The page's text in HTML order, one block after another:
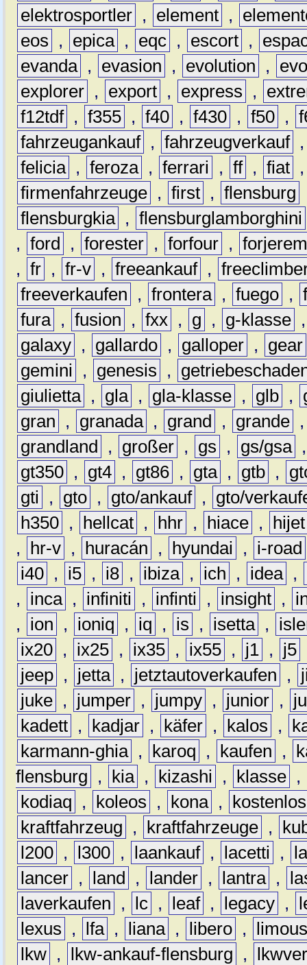
elektrosportler , element ,
eos
, epica , eqc , escort ,
evanda , evasion , evolution ,
explorer , export , express ,
f12tdf , f355 , f40 , f430 , f50 ,
fahrzeugankauf , fahrzeugverkauf
felicia , feroza , ferrari , ff , fiat
firmenfahrzeuge , first , flensburg
flensburgkia , flensburglamborghini
, ford , forester , forfour ,
, fr , fr-v , freeankauf ,
freeverkaufen
, frontera , fuego ,
fura , fusion , fxx , g , g-klasse
galaxy , gallardo , galloper ,
gear
gemini
, genesis ,
giulietta , gla , gla-klasse , glb ,
gran
, granada , grand , grande
grandland
, großer , gs , gs/gsa
gt350 , gt4 , gt86 , gta , gtb ,
gti
, gto , gto/ankauf ,
gto/
h350 , hellcat , hhr , hiace ,
hijet
,
hr-v , huracán , hyundai ,
i-road
i40 , i5 , i8 , ibiza , ich , idea ,
,
inca , infiniti , infinti , insight ,
,
ion , ioniq , iq , is , isetta ,
ix20 , ix25 , ix35 , ix55 , j1 , j5
jeep , jetta , jetztautoverkaufen ,
juke , jumper , jumpy , junior ,
kadett , kadjar , käfer , kalos ,
karmann-ghia , karoq , kaufen ,
flensburg
, kia , kizashi , klasse ,
kodiaq
, koleos , kona ,
kostenlos
kraftfahrzeug
, kraftfahrzeuge ,
l200 , l300 , laankauf , lacetti ,
lancer , land , lander , lantra ,
laverkaufen
, lc , leaf , legacy ,
lexus
, lfa , liana , libero ,
lkw , lkw-ankauf-flensburg ,